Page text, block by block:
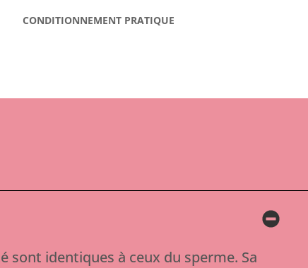
CONDITIONNEMENT PRATIQUE
sont identiques à ceux du sperme. Sa